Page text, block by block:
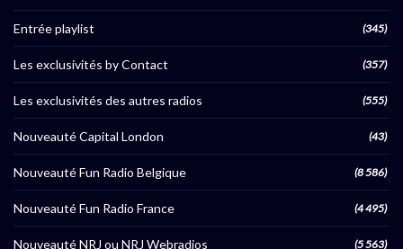
Entrée playlist (345)
Les exclusivités by Contact (357)
Les exclusivités des autres radios (555)
Nouveauté Capital London (43)
Nouveauté Fun Radio Belgique (8 586)
Nouveauté Fun Radio France (4 495)
Nouveauté NRJ ou NRJ Webradios (5 563)